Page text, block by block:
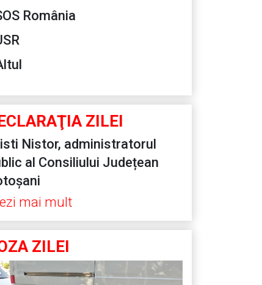
România
ZILEI
Nistor, administratorul
al Consiliului Județean
mai mult
ZILEI